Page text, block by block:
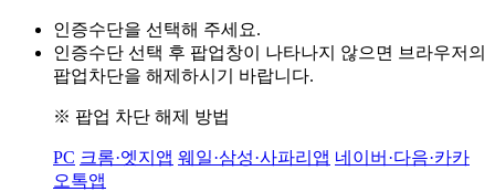
인증수단을 선택해 주세요.
인증수단 선택 후 팝업창이 나타나지 않으면 브라우저의
팝업차단을 해제하시기 바랍니다.
※ 팝업 차단 해제 방법
PC 크롬·엣지앱 웨일·삼성·사파리앱 네이버·다음·카카
오톡앱